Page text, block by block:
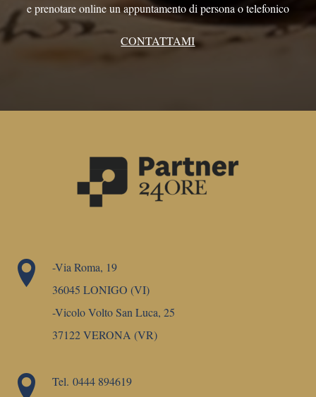
e prenotare online un appuntamento di persona o telefonico
CONTATTAMI
-Via Roma, 19
36045 LONIGO (VI)
-Vicolo Volto San Luca, 25
37122 VERONA (VR)
Tel. 0444 894619